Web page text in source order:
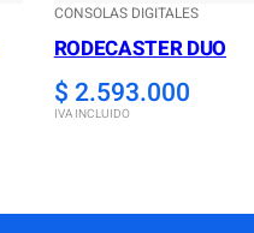
CONSOLAS DIGITALES
RODECASTER DUO
$ 2.593.000
IVA INCLUIDO